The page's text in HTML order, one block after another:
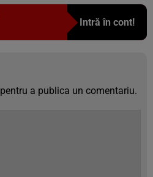
Intră în cont!
pentru a publica un comentariu.